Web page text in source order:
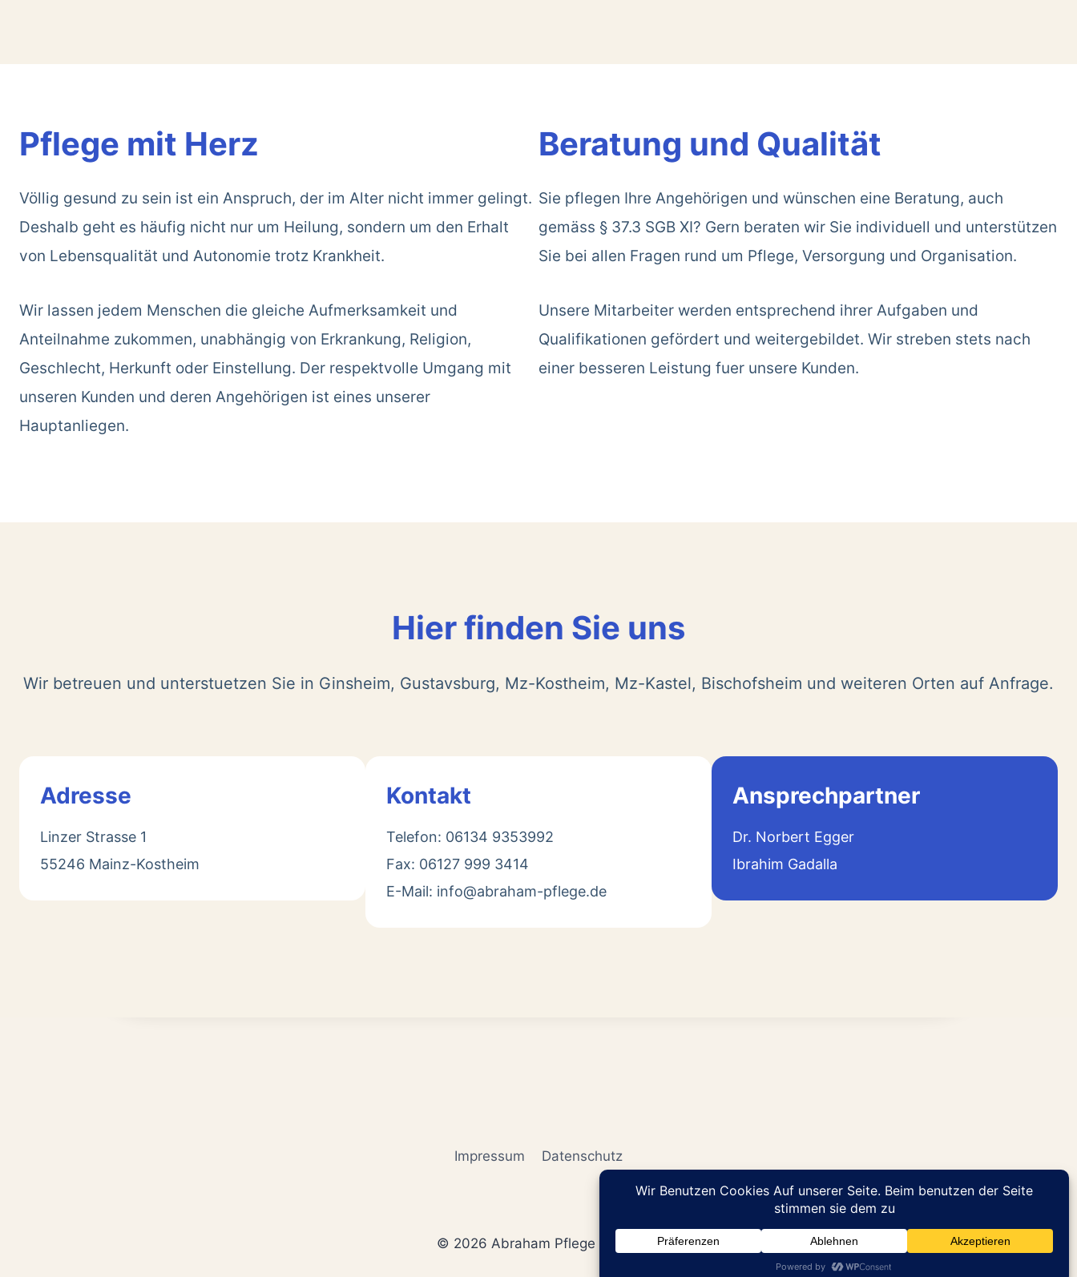
Pflege mit Herz
Völlig gesund zu sein ist ein Anspruch, der im Alter nicht immer gelingt.
Deshalb geht es häufig nicht nur um Heilung, sondern um den Erhalt
von Lebensqualität und Autonomie trotz Krankheit.
Wir lassen jedem Menschen die gleiche Aufmerksamkeit und
Anteilnahme zukommen, unabhängig von Erkrankung, Religion,
Geschlecht, Herkunft oder Einstellung. Der respektvolle Umgang mit
unseren Kunden und deren Angehörigen ist eines unserer
Hauptanliegen.
Beratung und Qualität
Sie pflegen Ihre Angehörigen und wünschen eine Beratung, auch
gemäss § 37.3 SGB XI? Gern beraten wir Sie individuell und unterstützen
Sie bei allen Fragen rund um Pflege, Versorgung und Organisation.
Unsere Mitarbeiter werden entsprechend ihrer Aufgaben und
Qualifikationen gefördert und weitergebildet. Wir streben stets nach
einer besseren Leistung fuer unsere Kunden.
Hier finden Sie uns
Wir betreuen und unterstuetzen Sie in Ginsheim, Gustavsburg, Mz-Kostheim, Mz-Kastel, Bischofsheim und weiteren Orten auf Anfrage.
Adresse
Linzer Strasse 1
55246 Mainz-Kostheim
Kontakt
Telefon: 06134 9353992
Fax: 06127 999 3414
E-Mail: info@abraham-pflege.de
Ansprechpartner
Dr. Norbert Egger
Ibrahim Gadalla
Impressum Datenschutz
© 2026 Abraham Pflege GmbH